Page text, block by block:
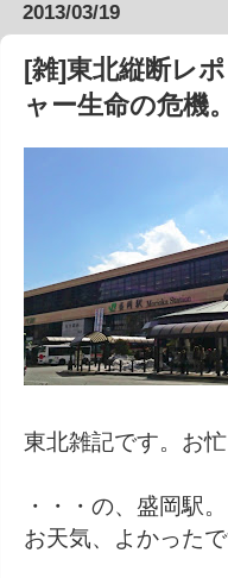
2013/03/19
[雑]東北縦断レ
ャー生命の危機
東北雑記です。お
・・・の、盛岡駅。
お天気、よかった